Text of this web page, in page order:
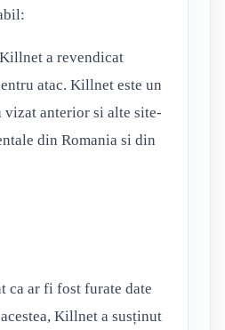
a revendicat
atac. Killnet este un
vizat anterior si alte site-
din Romania si din
ca ar fi fost furate date
Killnet a susținut